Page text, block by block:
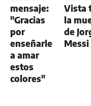
mensaje:
"Gracias
por
enseñarle
a amar
estos
colores"
Vista
la
de
Messi